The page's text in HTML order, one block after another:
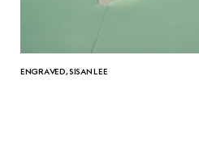
ENGRAVED, SISAN LEE